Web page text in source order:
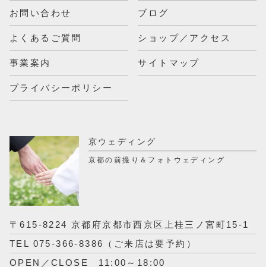
お問い合わせ ブログ
よくあるご質問 ショップ／アクセス
事業案内 サイトマップ
プライバシーポリシー
京ウェディング
京都の前撮り＆フォトウェディング
〒615-8224 京都府京都市西京区上桂三ノ宮町15-1
TEL 075-366-8386（ご来店は要予約）
OPEN／CLOSE 11:00～18:00